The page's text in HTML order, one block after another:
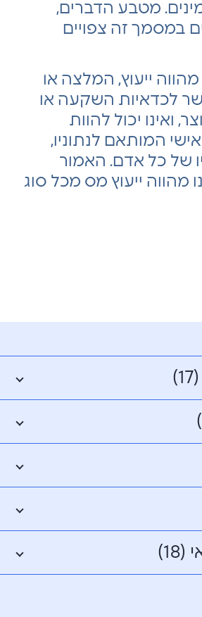
מטבע הדברים,
במסמך זה צפויים
ייעוץ, המלצה או
לכדאיות השקעה או
ואינו יכול להוות
המותאם לנתוניו,
של כל אדם. האמור
מהווה ייעוץ מס מכל סוג